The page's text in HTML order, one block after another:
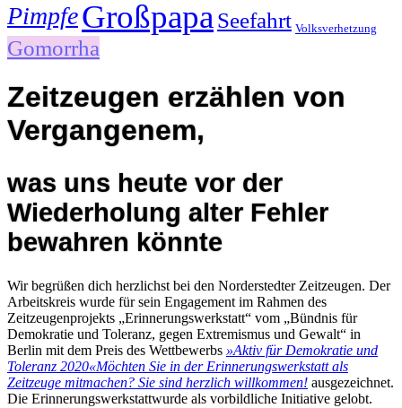
PimpfeGroßpapaSeefahrt Volksverhetzung
Gomorrha
Zeitzeugen erzählen von
Vergangenem,
was uns heute vor der
Wiederholung alter Fehler
bewahren könnte
Wir begrüßen dich herzlichst bei den Norderstedter Zeitzeugen. Der
Arbeitskreis wurde für sein Engagement im Rahmen des
Zeitzeugenprojekts „Erinnerungswerkstatt“ vom „Bündnis für
Demokratie und Toleranz, gegen Extremismus und Gewalt“ in
Berlin mit dem Preis des Wettbewerbs »Aktiv für Demokratie und
Toleranz 2020«Möchten Sie in der Erinnerungswerkstatt als
Zeitzeuge mitmachen? Sie sind herzlich willkommen! ausgezeichnet.
Die Erinnerungswerkstattwurde als vorbildliche Initiative gelobt.